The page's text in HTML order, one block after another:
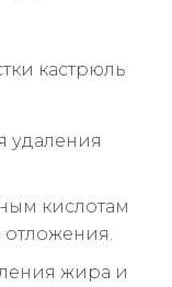
кастрюль
удаления
кислотам
жира и